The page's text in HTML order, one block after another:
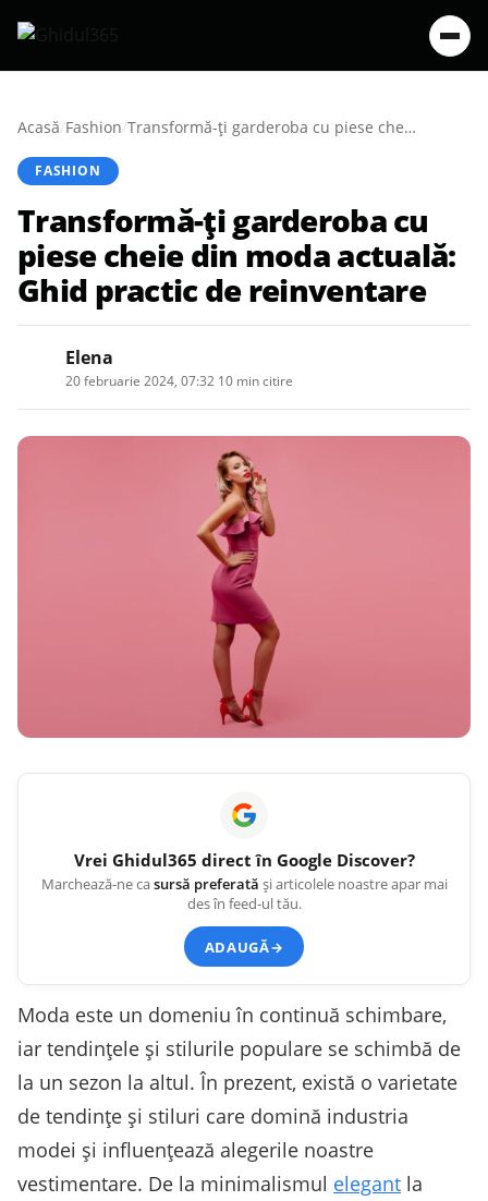
Acasă/Fashion/ Transformă-ți garderoba cu piese cheie din moda actuală: Ghid practic de reinventare
FASHION
Transformă-ți garderoba cu
piese cheie din moda actuală:
Ghid practic de reinventare
Elena
20 februarie 2024, 07:32 10 min citire
Vrei Ghidul365 direct în Google Discover?
Marchează-ne casursă preferată și articolele noastre apar mai
des în feed-ul tău.
ADAUGĂ→
Moda este un domeniu în continuă schimbare,
iar tendințele și stilurile populare se schimbă de
la un sezon la altul. În prezent, există o varietate
de tendințe și stiluri care domină industria
modei și influențează alegerile noastre
vestimentare. De la minimalismul elegant la